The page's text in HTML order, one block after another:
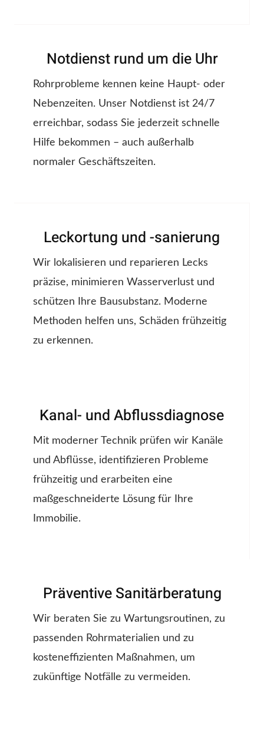
Notdienst rund um die Uhr
Rohrprobleme kennen keine Haupt- oder
Nebenzeiten. Unser Notdienst ist 24/7
erreichbar, sodass Sie jederzeit schnelle
Hilfe bekommen – auch außerhalb
normaler Geschäftszeiten.
Leckortung und -sanierung
Wir lokalisieren und reparieren Lecks
präzise, minimieren Wasserverlust und
schützen Ihre Bausubstanz. Moderne
Methoden helfen uns, Schäden frühzeitig
zu erkennen.
Kanal- und Abflussdiagnose
Mit moderner Technik prüfen wir Kanäle
und Abflüsse, identifizieren Probleme
frühzeitig und erarbeiten eine
maßgeschneiderte Lösung für Ihre
Immobilie.
Präventive Sanitärberatung
Wir beraten Sie zu Wartungsroutinen, zu
passenden Rohrmaterialien und zu
kosteneffizienten Maßnahmen, um
zukünftige Notfälle zu vermeiden.